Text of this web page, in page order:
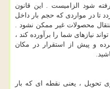
شود الزامیست . این قانون
تا در مواردی که حجم بار داخل
انتقال محصولات غیر ممکن نشود .
نیازهای شما را برآورده کند ،
و پیش از استقرار در مکان
تحویل ، یعنی نقطه ای که بار